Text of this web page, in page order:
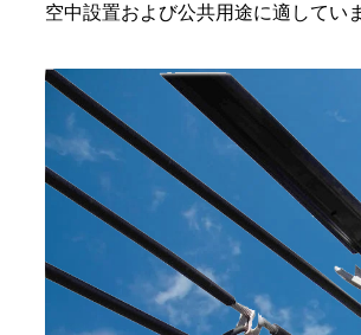
空中設置および公共用途に適してい